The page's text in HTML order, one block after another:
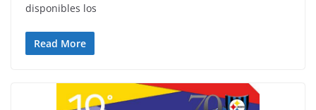
disponibles los
Read More